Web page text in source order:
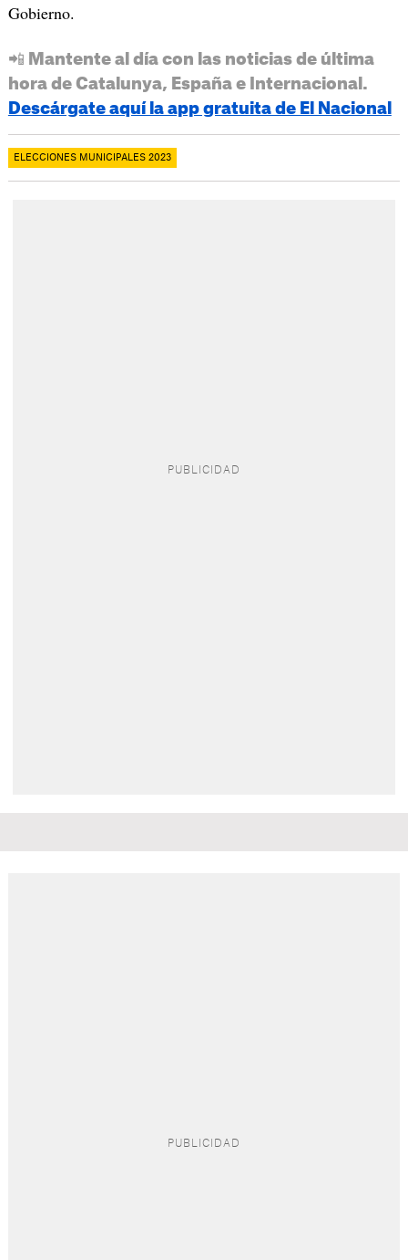
Gobierno.
📲 Mantente al día con las noticias de última
hora de Catalunya, España e Internacional.
Descárgate aquí la app gratuita de El Nacional
ELECCIONES MUNICIPALES 2023